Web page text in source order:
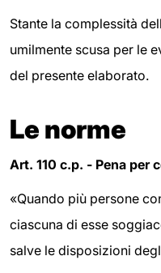
Stante la complessità
umilmente scusa per le
del presente elaborato.
Le norme
Art. 110 c.p. - Pena per
«Quando più persone
ciascuna di esse
salve le disposizioni